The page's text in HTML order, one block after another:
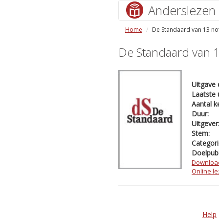
Anderslezen
Home De Standaard van 13
De Standaard van
Uitgave
Laatste
Aantal
Duur:
Uitgever:
Stem:
Online
Help